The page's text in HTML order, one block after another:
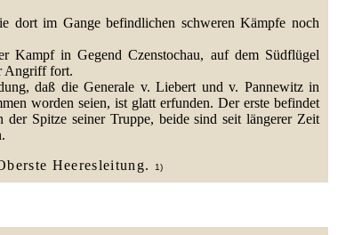
dort im Gange befindlichen schweren Kämpfe noch
Kampf in Gegend Czenstochau, auf dem Südflügel
Angriff fort.
daß die Generale v. Liebert und v. Pannewitz in
worden seien, ist glatt erfunden. Der erste befindet
Spitze seiner Truppe, beide sind seit längerer Zeit
Heeresleitung.
1)